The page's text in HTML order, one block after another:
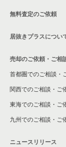
神奈川県のカラ
覧
神奈川県の和食
神奈川県の洋
無料査定のご依頼
居抜きプラスについ
売却のご依頼・ご相
首都圏でのご相談・
関西でのご相談・ご
東海でのご相談・ご
九州でのご相談・ご
ニュースリリース